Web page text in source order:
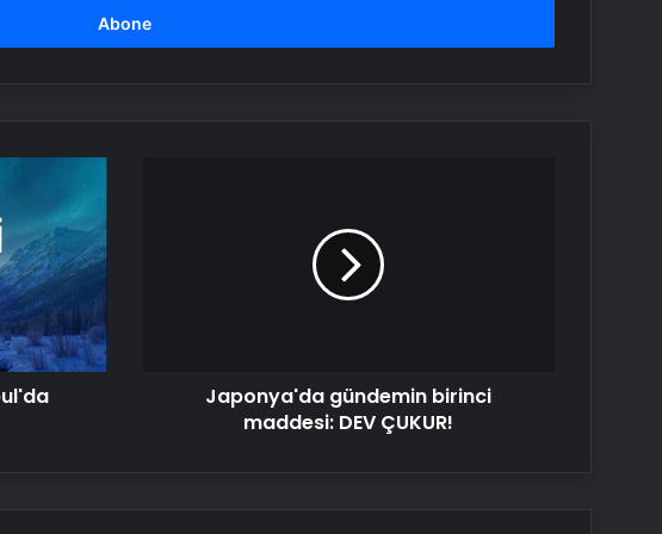
Japonya'da gündemin birinci
maddesi: DEV ÇUKUR!